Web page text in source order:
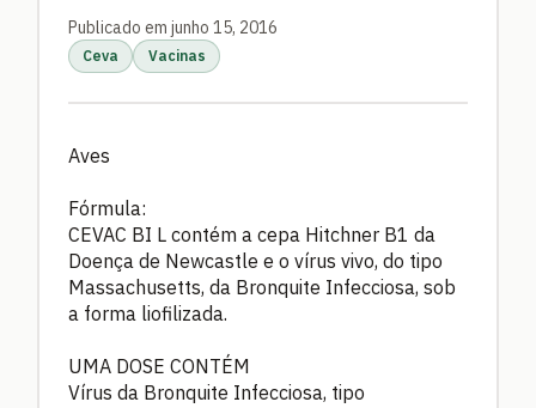
Publicado em junho 15, 2016
Ceva Vacinas
Aves
Fórmula:
CEVAC BI L contém a cepa Hitchner B1 da
Doença de Newcastle e o vírus vivo, do tipo
Massachusetts, da Bronquite Infecciosa, sob
a forma liofilizada.
UMA DOSE CONTÉM
Vírus da Bronquite Infecciosa, tipo